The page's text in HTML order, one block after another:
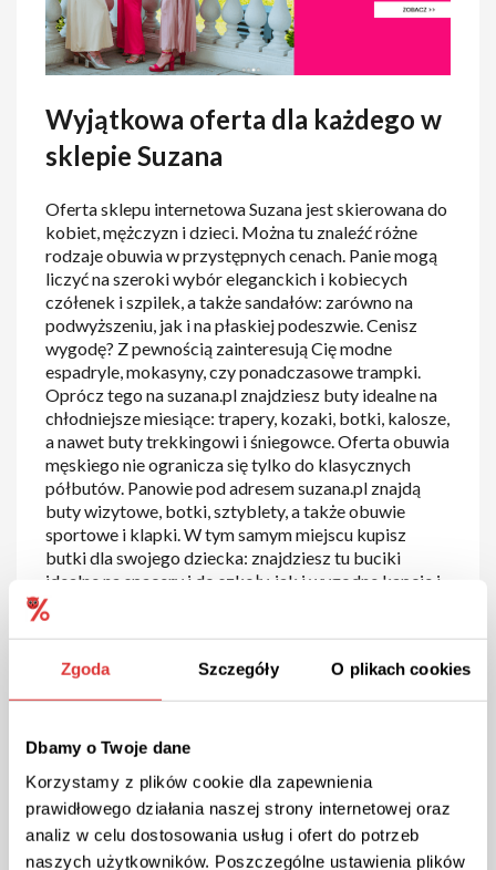
Zgoda Szczegóły O plikach cookies
Dbamy o Twoje dane
Korzystamy z plików cookie dla zapewnienia
prawidłowego działania naszej strony internetowej oraz
analiz w celu dostosowania usług i ofert do potrzeb
naszych użytkowników. Poszczególne ustawienia plików
Wyjątkowa oferta dla każdego w
sklepie Suzana
Oferta sklepu internetowa Suzana jest skierowana do
kobiet, mężczyzn i dzieci. Można tu znaleźć różne
rodzaje obuwia w przystępnych cenach. Panie mogą
liczyć na szeroki wybór eleganckich i kobiecych
czółenek i szpilek, a także sandałów: zarówno na
podwyższeniu, jak i na płaskiej podeszwie. Cenisz
wygodę? Z pewnością zainteresują Cię modne
espadryle, mokasyny, czy ponadczasowe trampki.
Oprócz tego na suzana.pl znajdziesz buty idealne na
chłodniejsze miesiące: trapery, kozaki, botki, kalosze,
a nawet buty trekkingowi i śniegowce. Oferta obuwia
męskiego nie ogranicza się tylko do klasycznych
półbutów. Panowie pod adresem suzana.pl znajdą
buty wizytowe, botki, sztyblety, a także obuwie
sportowe i klapki. W tym samym miejscu kupisz
butki dla swojego dziecka: znajdziesz tu buciki
idealne na spacery i do szkoły, jak i wygodne kapcie i
buty sportowe.
Suzana kod rabatowy i promocje
Interesują Cię atrakcyjne warunki cenowe? Jako